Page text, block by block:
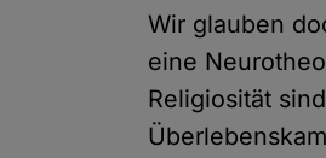
Wir glauben
eine
Religiosität